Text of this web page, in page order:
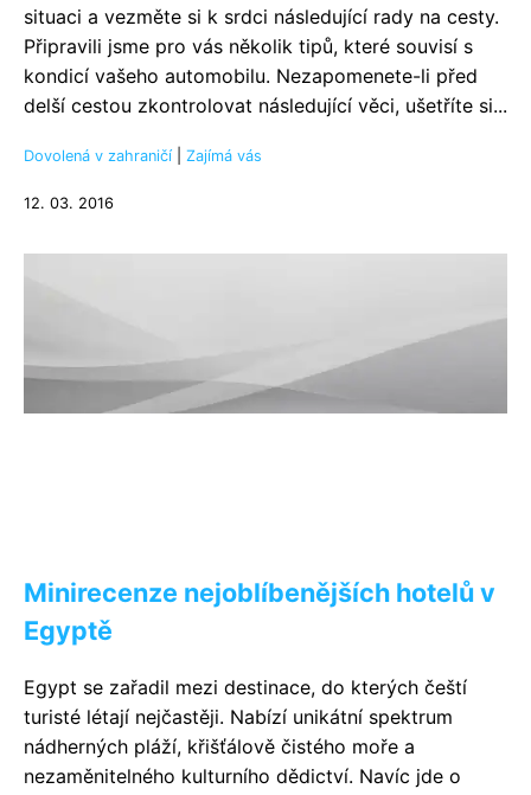
situaci a vezměte si k srdci následující rady na cesty.
Připravili jsme pro vás několik tipů, které souvisí s
kondicí vašeho automobilu. Nezapomenete-li před
delší cestou zkontrolovat následující věci, ušetříte si...
Dovolená v zahraničí Zajímá vás
12. 03. 2016
Minirecenze nejoblíbenějších hotelů v
Egyptě
Egypt se zařadil mezi destinace, do kterých čeští
turisté létají nejčastěji. Nabízí unikátní spektrum
nádherných pláží, křišťálově čistého moře a
nezaměnitelného kulturního dědictví. Navíc jde o